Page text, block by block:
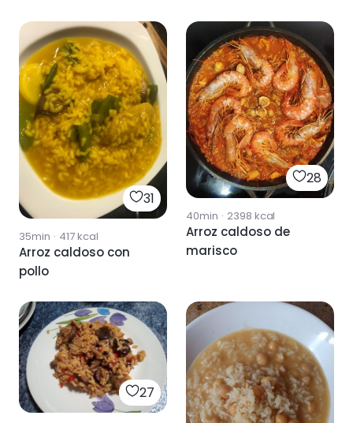
31
35min · 417kcal
Arroz caldoso con
pollo
28
40min · 2398 kcal
Arroz caldoso de
marisco
27